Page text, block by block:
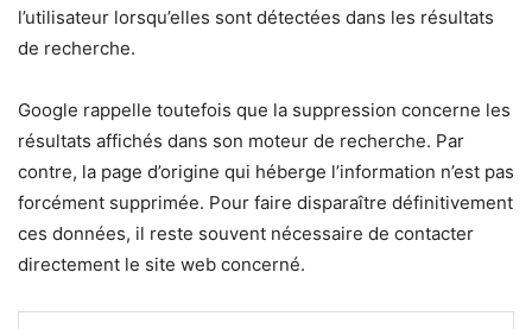
l’utilisateur lorsqu’elles sont détectées dans les résultats
de recherche.
Google rappelle toutefois que la suppression concerne les
résultats affichés dans son moteur de recherche. Par
contre, la page d’origine qui héberge l’information n’est pas
forcément supprimée. Pour faire disparaître définitivement
ces données, il reste souvent nécessaire de contacter
directement le site web concerné.